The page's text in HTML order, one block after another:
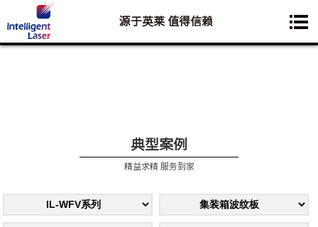
您想要了解的业务是:
源于英莱 值得信赖
典型案例
精益求精 服务到家